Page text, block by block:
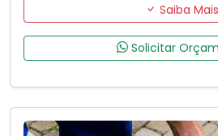
Saiba Mais
Solicitar